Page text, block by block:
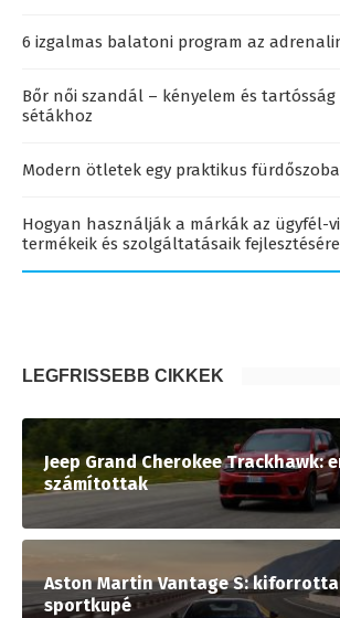
6 izgalmas balatoni program az
Bőr női szandál – kényelem és tartósság
sétákhoz
Modern ötletek egy praktikus
Hogyan használják a márkák az ügyfél-
termékeik és szolgáltatásaik fejlesztésére
LEGFRISSEBB CIKKEK
Jeep Grand Cherokee Trackhawk:
számítottak
Aston Martin Vantage S:
sportkupé